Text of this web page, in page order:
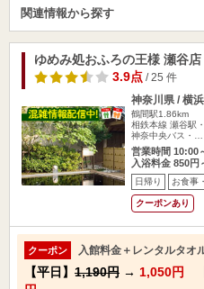
関連情報から探す
ゆめみ処おふろの王様 瀬谷店
3.9点/ 25 件
神奈川県 / 横
鶴間駅1.86km
相鉄本線 瀬谷駅
神奈中央バス・…
営業時間 10:00
入浴料金 850円
日帰り お食事
クーポンあり
クーポン 入館料金＋レンタルタ
【平日】 1,190円 → 1,050円